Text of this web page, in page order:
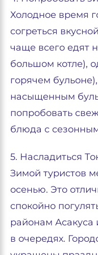
Холодное время
согреться
чаще всего едят
большом котле),
горячем
насыщенным
попробовать
блюда с
5. Насладиться
Зимой туристов
осенью. Это
спокойно
районам Асакуса
в очередях.